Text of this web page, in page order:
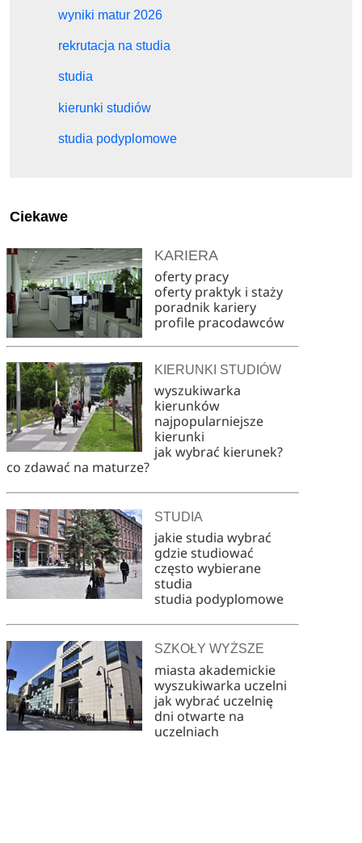
wyniki matur 2026
rekrutacja na studia
studia
kierunki studiów
studia podyplomowe
Ciekawe
KARIERA
oferty pracy
oferty praktyk i staży
poradnik kariery
profile pracodawców
KIERUNKI STUDIÓW
wyszukiwarka
kierunków
najpopularniejsze
kierunki
jak wybrać kierunek?
co zdawać na maturze?
STUDIA
jakie studia wybrać
gdzie studiować
często wybierane
studia
studia podyplomowe
SZKOŁY WYŻSZE
miasta akademickie
wyszukiwarka uczelni
jak wybrać uczelnię
dni otwarte na
uczelniach